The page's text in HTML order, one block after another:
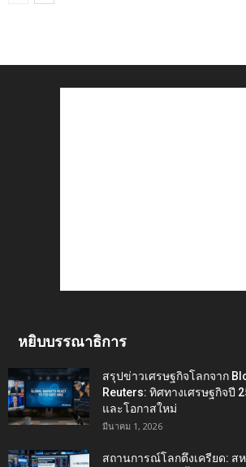
หยิบบรรณาธิการ
สรุปข่าวเศรษฐกิจโลกจาก
Reuters: ทิศทางเศรษฐกิจปี
และโอกาสใหม่
มีนาคม 1, 2026
สถานการณ์โลกตึงเครียด: ส